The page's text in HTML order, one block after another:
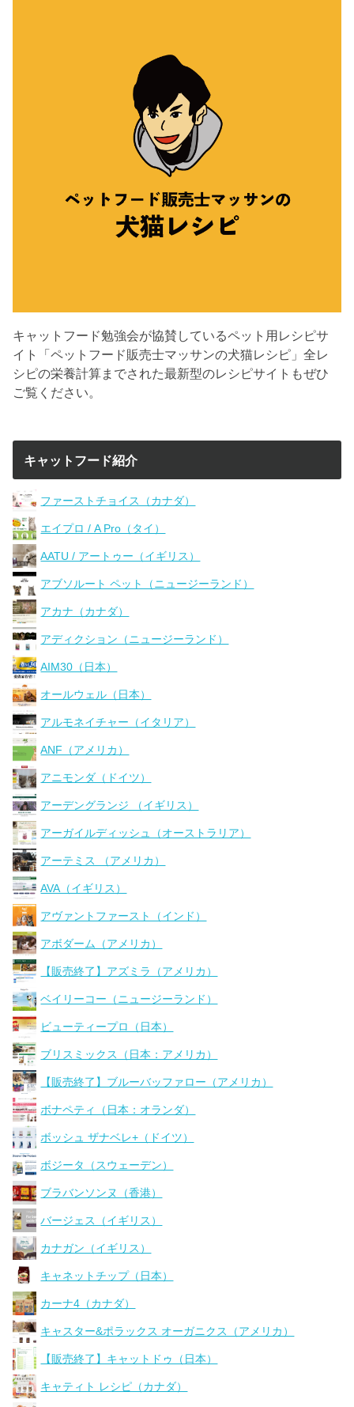
キャットフード勉強会が協賛しているペット用レシピサ
イト「ペットフード販売士マッサンの犬猫レシピ」全レ
シピの栄養計算までされた最新型のレシピサイトもぜひ
ご覧ください。
キャットフード紹介
ファーストチョイス（カナダ）
エイプロ / A Pro（タイ）
AATU / アートゥー（イギリス）
アブソルート ペット（ニュージーランド）
アカナ（カナダ）
アディクション（ニュージーランド）
AIM30（日本）
オールウェル（日本）
アルモネイチャー（イタリア）
ANF（アメリカ）
アニモンダ（ドイツ）
アーデングランジ （イギリス）
アーガイルディッシュ（オーストラリア）
アーテミス （アメリカ）
AVA（イギリス）
アヴァントファースト（インド）
アボダーム（アメリカ）
【販売終了】アズミラ（アメリカ）
ベイリーコー（ニュージーランド）
ビューティープロ（日本）
ブリスミックス（日本：アメリカ）
【販売終了】ブルーバッファロー（アメリカ）
ボナペティ（日本：オランダ）
ボッシュ ザナベレ+（ドイツ）
ボジータ（スウェーデン）
ブラバンソンヌ（香港）
バージェス（イギリス）
カナガン（イギリス）
キャネットチップ（日本）
カーナ4（カナダ）
キャスター&ポラックス オーガニクス（アメリカ）
【販売終了】キャットドゥ（日本）
キャティト レシピ（カナダ）